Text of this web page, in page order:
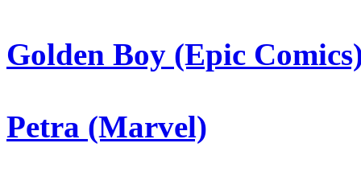
Golden Boy (Epic
Petra (Marvel)